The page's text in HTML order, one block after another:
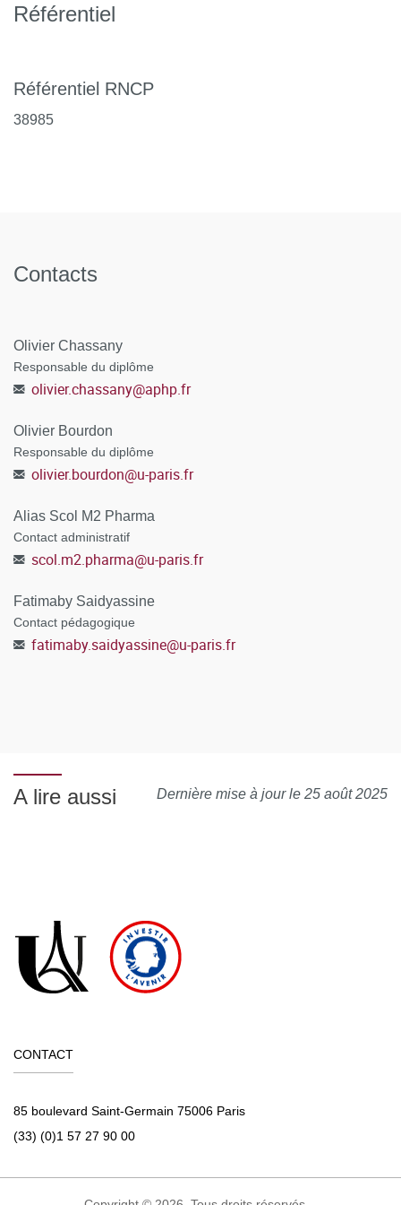
Science Liaison).
Référentiel
Référentiel RNCP
38985
Contacts
Olivier Chassany
Responsable du diplôme
olivier.chassany@aphp.fr
Olivier Bourdon
Responsable du diplôme
olivier.bourdon@u-paris.fr
Alias Scol M2 Pharma
Contact administratif
scol.m2.pharma@u-paris.fr
Fatimaby Saidyassine
Contact pédagogique
fatimaby.saidyassine@u-paris.fr
Dernière mise à jour le 25 août 2025
A lire aussi
CONTACT
85 boulevard Saint-Germain 75006 Paris
(33) (0)1 57 27 90 00